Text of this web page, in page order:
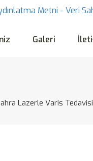
Metni - Veri
Galeri
Lazerle Varis Tedavisi